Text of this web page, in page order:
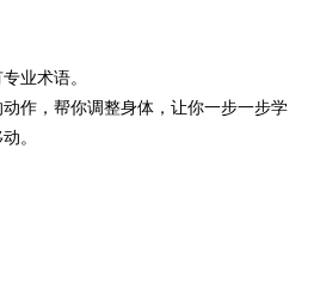
业术语。
作，帮你调整身体，让你一步一步学
。